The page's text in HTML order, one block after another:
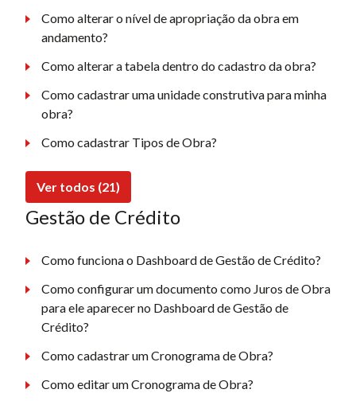
Como alterar o nível de apropriação da obra em
andamento?
Como alterar a tabela dentro do cadastro da obra?
Como cadastrar uma unidade construtiva para minha
obra?
Como cadastrar Tipos de Obra?
Ver todos (21)
Gestão de Crédito
Como funciona o Dashboard de Gestão de Crédito?
Como configurar um documento como Juros de Obra
para ele aparecer no Dashboard de Gestão de
Crédito?
Como cadastrar um Cronograma de Obra?
Como editar um Cronograma de Obra?